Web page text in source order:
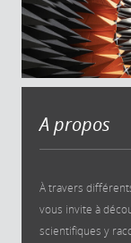
A propos
À travers
vous invite à
scientifiques y